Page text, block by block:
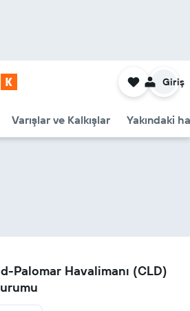
Varışlar ve Kalkışlar Yakındaki
Giriş
Palomar Havalimanı (CLD)